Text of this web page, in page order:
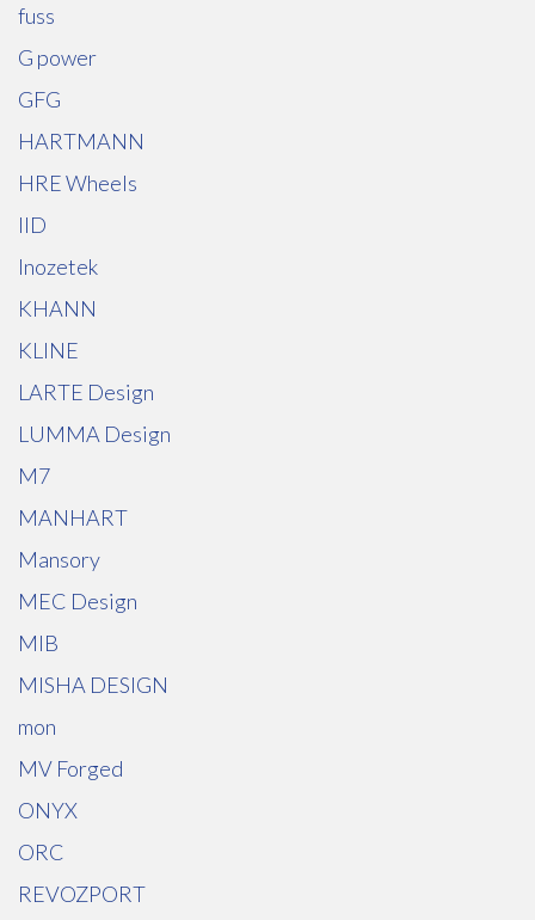
fuss
G power
GFG
HARTMANN
HRE Wheels
IID
Inozetek
KHANN
KLINE
LARTE Design
LUMMA Design
M7
MANHART
Mansory
MEC Design
MIB
MISHA DESIGN
mon
MV Forged
ONYX
ORC
REVOZPORT